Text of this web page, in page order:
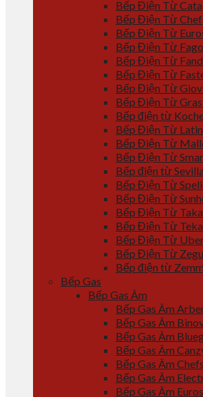
Bếp Điện Từ Cata
Bếp Điện Từ
Bếp Điện Từ
Bếp Điện Từ
Bếp Điện Từ
Bếp Điện Từ
Bếp Điện Từ
Bếp Điện Từ
Bếp điện từ
Bếp Điện Từ
Bếp Điện Từ
Bếp Điện Từ
Bếp điện từ Sevilla
Bếp Điện Từ
Bếp Điện Từ
Bếp Điện Từ Taka
Bếp Điện Từ Teka
Bếp Điện Từ
Bếp Điện Từ Zegu
Bếp điện từ
Bếp Gas
Bếp Gas Âm
Bếp Gas Âm
Bếp Gas Âm
Bếp Gas Âm
Bếp Gas Âm
Bếp Gas Âm Chefs
Bếp Gas Âm
Bếp Gas Âm